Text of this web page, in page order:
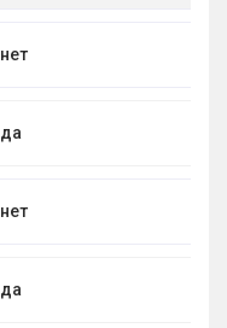
нет
да
нет
да